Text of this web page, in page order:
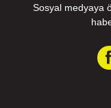
Sosyal medyaya